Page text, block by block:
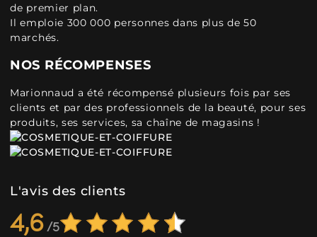
de premier plan.
Il emploie 300 000 personnes dans plus de 50
marchés.
NOS RÉCOMPENSES
Marionnaud a été récompensé plusieurs fois par ses
clients et par des professionnels de la beauté, pour ses
produits, ses services, sa chaîne de magasins !
L'avis des clients
4,6